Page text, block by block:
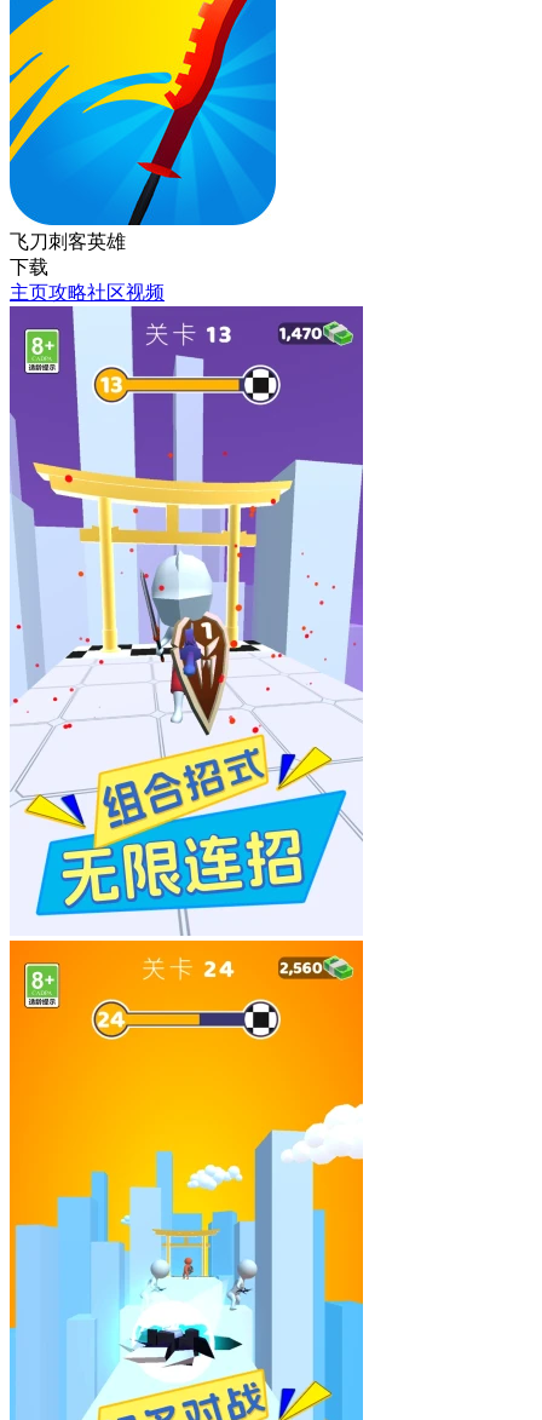
飞刀刺客英雄
下载
主页攻略社区视频